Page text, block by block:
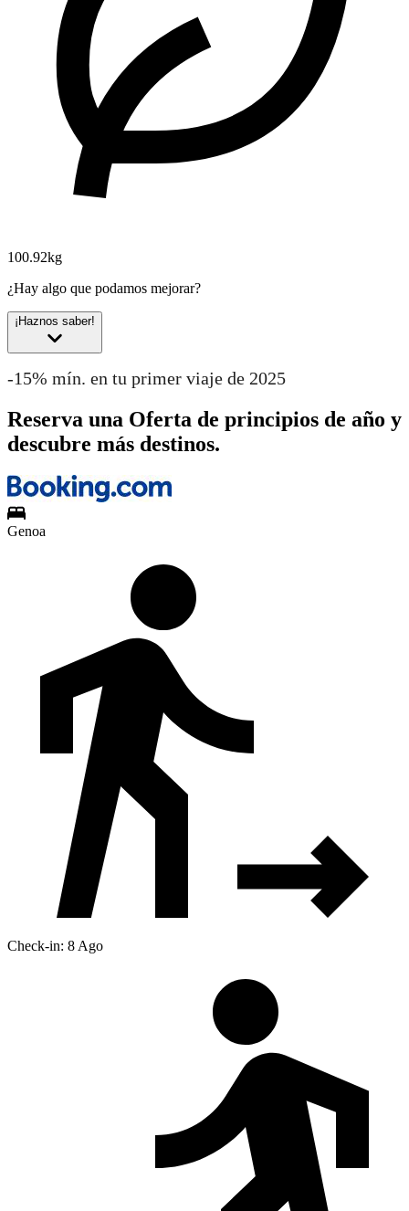
100.92kg
¿Hay algo que podamos mejorar?
¡Haznos saber!
-15% mín. en tu primer viaje de 2025
Reserva una Oferta de principios de año y
descubre más destinos.
Genoa
Check-in: 8 Ago